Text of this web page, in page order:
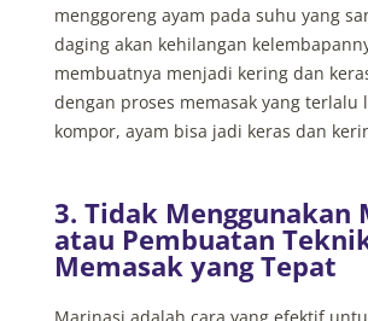
menggoreng ayam pada suhu yang
daging akan kehilangan
membuatnya menjadi kering dan
dengan proses memasak yang terlalu
kompor, ayam bisa jadi keras dan
3. Tidak Menggunakan
atau Pembuatan
Memasak yang Tepat